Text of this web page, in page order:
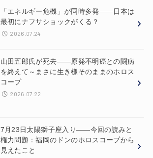
「エネルギー危機」が同時多発——日本は
最初にナフサショックがくる？
2026.07.24
山田五郎氏が死去——原発不明癌との闘病
を終えて～まさに生き様そのままのホロス
コープ
2026.07.22
7月23日太陽獅子座入り——今回の読みと
権力問題：福岡のドンのホロスコープから
見えたこと